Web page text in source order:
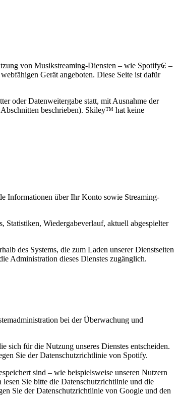
von Musikstreaming-Diensten – wie Spotify₢ –
Gerät angeboten. Diese Seite ist dafür
oder Datenweitergabe statt, mit Ausnahme der
beschrieben). Skiley™ hat keine
Informationen über Ihr Konto sowie Streaming-
Wiedergabeverlauf, aktuell abgespielter
des Systems, die zum Laden unserer Dienstseiten
Administration dieses Dienstes zugänglich.
bei der Überwachung und
für die Nutzung unseres Dienstes entscheiden.
Sie der Datenschutzrichtlinie von Spotify.
sind – wie beispielsweise unseren Nutzern
Sie bitte die Datenschutzrichtlinie und die
Sie der Datenschutzrichtlinie von Google und den